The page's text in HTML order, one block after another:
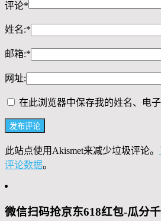
评论*
姓名:*
邮箱:*
网址:
在此浏览器中保存我的姓名、电子
此站点使用Akismet来减少垃圾评论。
评论数据。
微信扫码抢京东618红包-瓜分